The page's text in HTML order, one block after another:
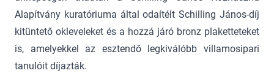
Alapítvány kuratóriuma által odaítélt Schilling János-díj
kitüntető okleveleket és a hozzá járó bronz plaketteteket
is, amelyekkel az esztendő legkiválóbb villamosipari
tanulóit díjazták.